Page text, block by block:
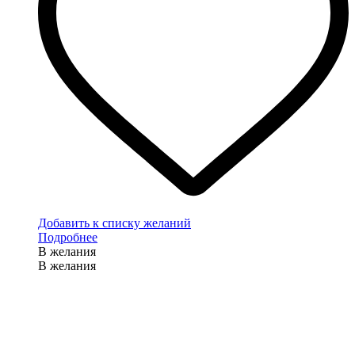
Добавить к списку желаний
Подробнее
В желания
В желания